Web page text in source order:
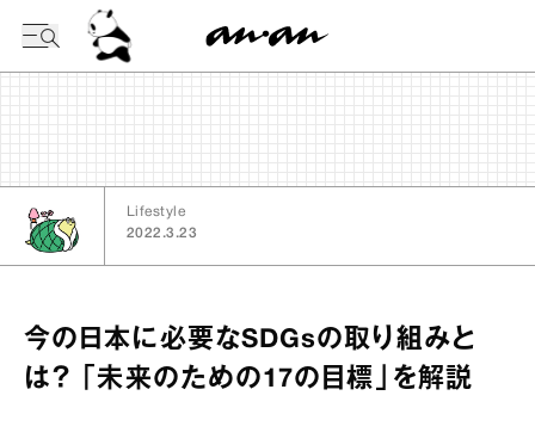
Lifestyle
2022.3.23
今の日本に必要なSDGsの取り組みと
は？ 「未来のための17の目標」を解説